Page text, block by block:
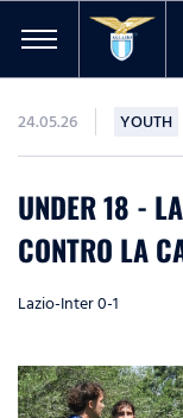
24.05.26 YOUTH
UNDER 18 -
CONTRO LA
Lazio-Inter 0-1